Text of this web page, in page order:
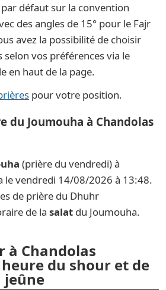
défaut sur la convention
des angles de 15° pour le Fajr
avez la possibilité de choisir
vos préférences via le
en haut de la page.
pour votre position.
du Joumouha à Chandolas
(prière du vendredi) à
le vendredi 14/08/2026 à 13:48.
de prière du Dhuhr
de la salat du Joumouha.
Chandolas
du shour et de
jeûne